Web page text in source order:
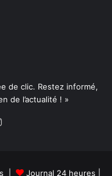
de clic. Restez informé,
de l’actualité ! »
Instagram
| Journal 24 heures